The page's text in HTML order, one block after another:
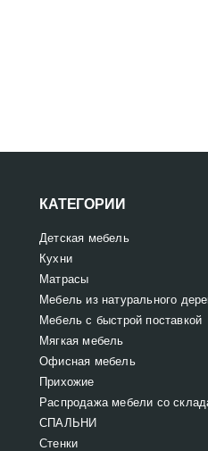
КАТЕГОРИИ
Детская мебель
Кухни
Матрасы
Мебель из натурального
Мебель с быстрой поставкой
Мягкая мебель
Офисная мебель
Прихожие
Распродажа мебели со
СПАЛЬНИ
Стенки